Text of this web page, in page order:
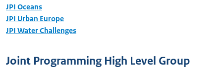
JPI Oceans
JPI Urban Europe
JPI Water Challenges
Joint Programming High Level Group